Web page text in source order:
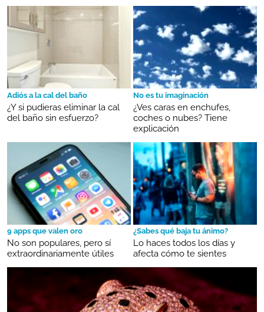
Adiós a la cal del baño
¿Y si pudieras eliminar la cal
del baño sin esfuerzo?
No es tu imaginación
¿Ves caras en enchufes,
coches o nubes? Tiene
explicación
9 apps que valen oro
No son populares, pero sí
extraordinariamente útiles
¿Sabes qué baja tu ánimo?
Lo haces todos los días y
afecta cómo te sientes